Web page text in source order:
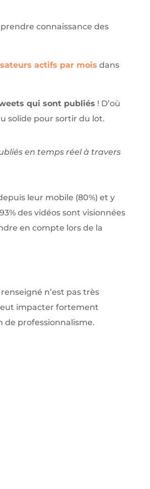
connaissance des
actifs par mois dans
qui sont publiés ! D’où
solide pour sortir du lot.
en temps réel à travers
leur mobile (80%) et y
des vidéos sont visionnées
en compte lors de la
n’est pas très
impacter fortement
de professionnalisme.